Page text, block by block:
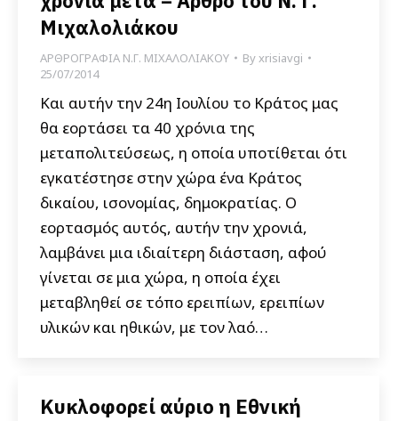
Μιχαλολιάκου
ΑΡΘΡΟΓΡΑΦΙΑ Ν.Γ. ΜΙΧΑΛΟΛΙΑΚΟΥ Byxrisiavgi
25/07/2014
Και αυτήν την 24η Ιουλίου το Κράτος μας
θα εορτάσει τα 40 χρόνια της
μεταπολιτεύσεως, η οποία υποτίθεται ότι
εγκατέστησε στην χώρα ένα Κράτος
δικαίου, ισονομίας, δημοκρατίας. Ο
εορτασμός αυτός, αυτήν την χρονιά,
λαμβάνει μια ιδιαίτερη διάσταση, αφού
γίνεται σε μια χώρα, η οποία έχει
μεταβληθεί σε τόπο ερειπίων, ερειπίων
υλικών και ηθικών, με τον λαό…
Κυκλοφορεί αύριο η Εθνική